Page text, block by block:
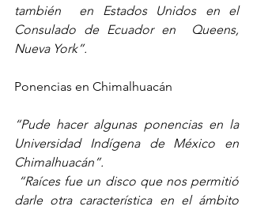
también  en Estados Unidos en el
Consulado de Ecuador en  Queens,
Nueva York”.
Ponencias en Chimalhuacán
“Pude hacer algunas ponencias en la
Universidad Indígena de México en
Chimalhuacán”.
darle otra característica en el ámbito